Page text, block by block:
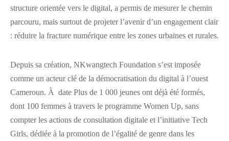
structure orientée vers le digital, a permis de mesurer le chemin
parcouru, mais surtout de projeter l’avenir d’un engagement clair
: réduire la fracture numérique entre les zones urbaines et rurales.
Depuis sa création, NKwangtech Foundation s’est imposée
comme un acteur clé de la démocratisation du digital à l’ouest
Cameroun. À date Plus de 1 000 jeunes ont déjà été formés,
dont 100 femmes à travers le programme Women Up, sans
compter les actions de consultation digitale et l’initiative Tech
Girls, dédiée à la promotion de l’égalité de genre dans les